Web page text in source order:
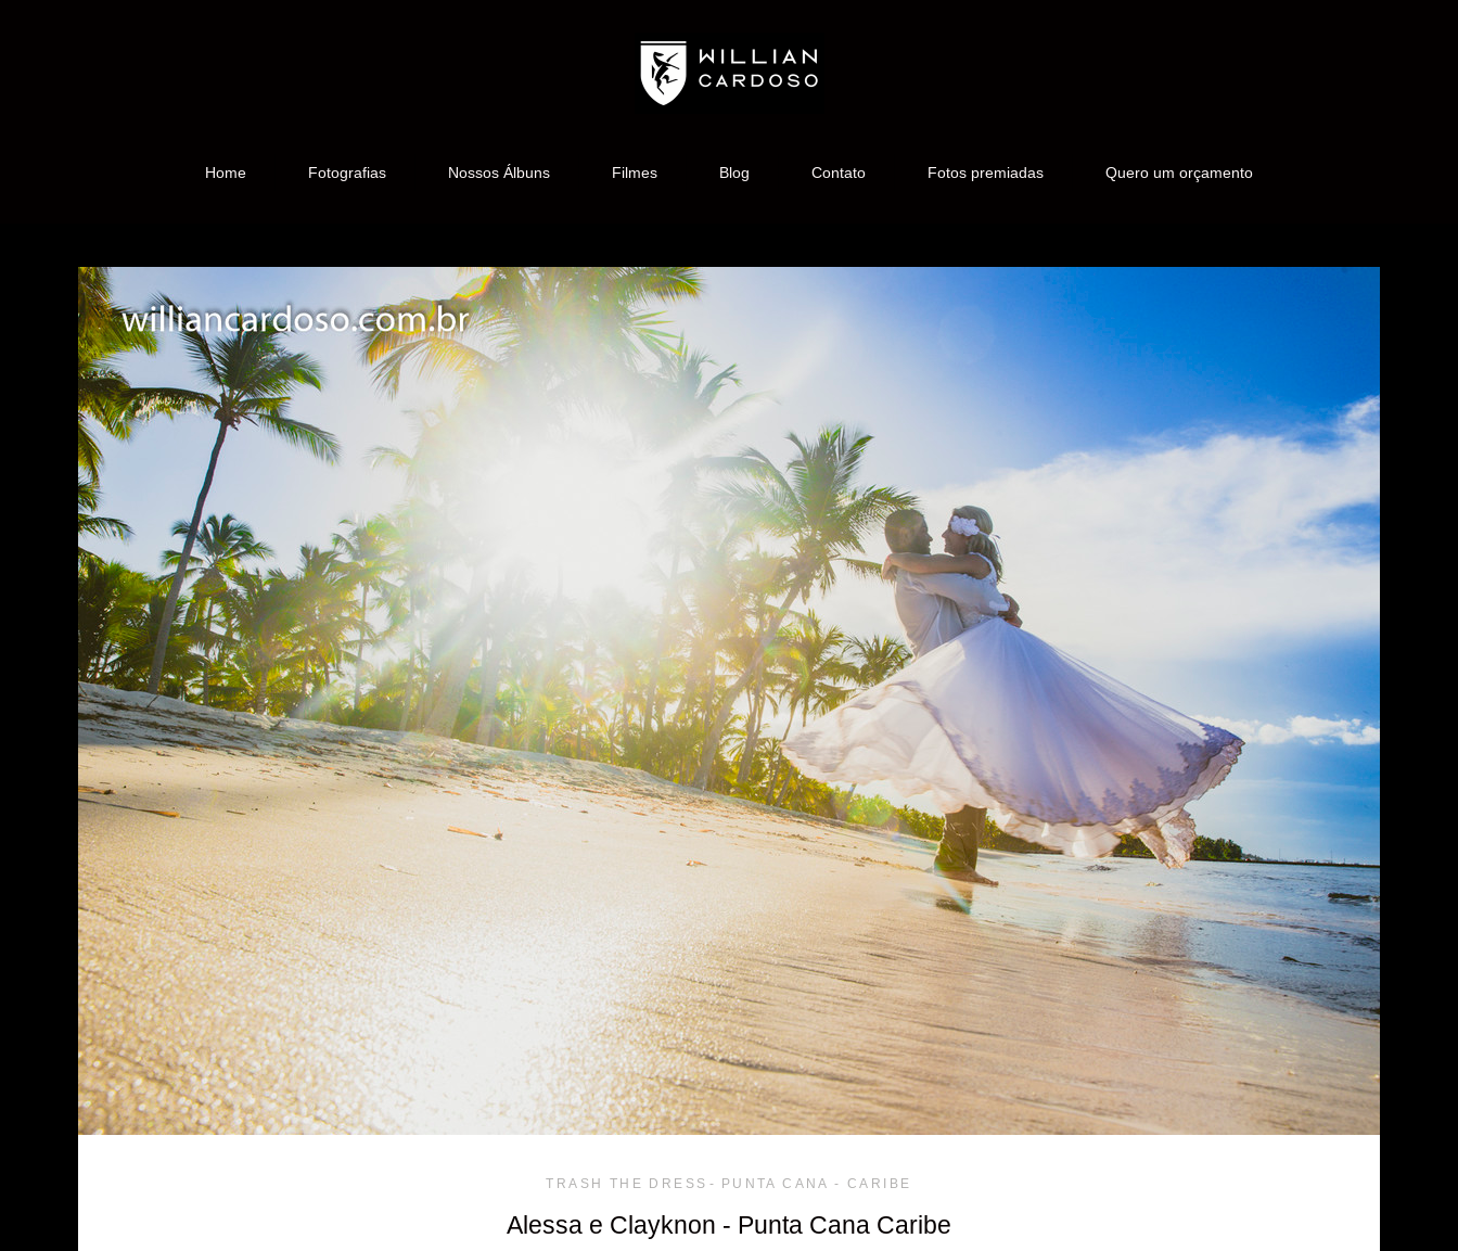
Home Fotografias Nossos Álbuns Filmes Blog Contato Fotos premiadas Quero um orçamento
TRASH THE DRESS PUNTA CANA - CARIBE
Alessa e Clayknon - Punta Cana Caribe